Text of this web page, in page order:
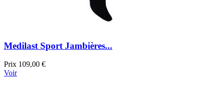
Medilast Sport Jambières...
Prix 109,00 €
Voir